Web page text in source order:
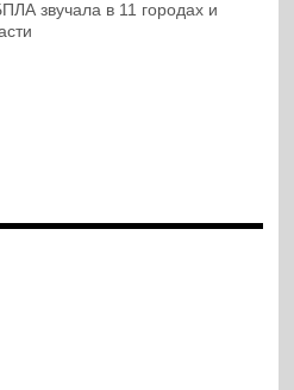
звучала в 11 городах и